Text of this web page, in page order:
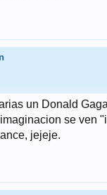
un Donald
se ven
jejeje.